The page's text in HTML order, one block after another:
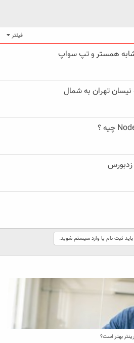
فیلتر
همستر و تپ سواپ
ثبت نام یا وارد سیستم شوید.
بهتر است؟